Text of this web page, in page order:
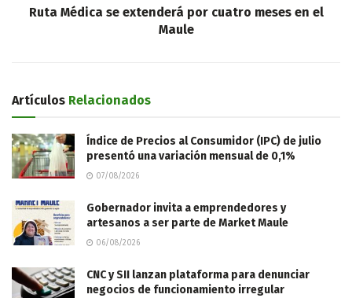
Ruta Médica se extenderá por cuatro meses en el
Maule
Artículos Relacionados
Índice de Precios al Consumidor (IPC) de julio
presentó una variación mensual de 0,1%
07/08/2026
Gobernador invita a emprendedores y
artesanos a ser parte de Market Maule
06/08/2026
CNC y SII lanzan plataforma para denunciar
negocios de funcionamiento irregular